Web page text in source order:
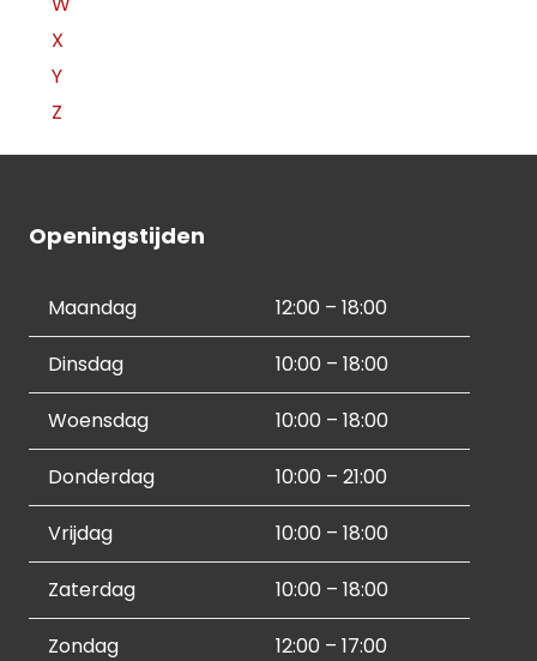
X
Y
Z
Openingstijden
Maandag 12:00 – 18:00
Dinsdag 10:00 – 18:00
Woensdag 10:00 – 18:00
Donderdag 10:00 – 21:00
Vrijdag 10:00 – 18:00
Zaterdag 10:00 – 18:00
Zondag 12:00 – 17:00